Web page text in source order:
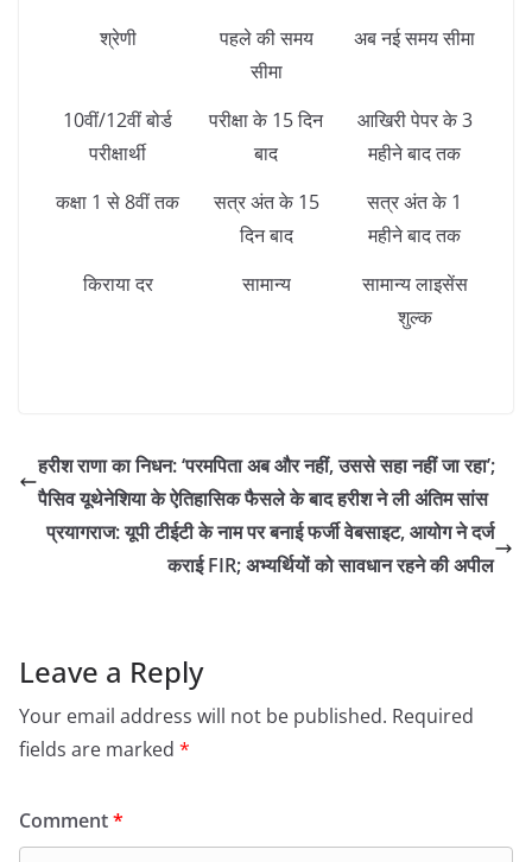
श्रेणी
पहले की समय
सीमा
अब नई समय सीमा
10वीं/12वीं बोर्ड
परीक्षार्थी
परीक्षा के 15 दिन
बाद
आखिरी पेपर के 3
महीने बाद तक
कक्षा 1 से 8वीं तक
सत्र अंत के 15
दिन बाद
सत्र अंत के 1
महीने बाद तक
किराया दर
सामान्य
सामान्य लाइसेंस
शुल्क
हरीश राणा का निधन: ‘परमपिता अब और नहीं, उससे सहा नहीं जा रहा’;
पैसिव यूथेनेशिया के ऐतिहासिक फैसले के बाद हरीश ने ली अंतिम सांस
प्रयागराज: यूपी टीईटी के नाम पर बनाई फर्जी वेबसाइट, आयोग ने दर्ज
कराई FIR; अभ्यर्थियों को सावधान रहने की अपील
Leave a Reply
Your email address will not be published. Required
fields are marked *
Comment*